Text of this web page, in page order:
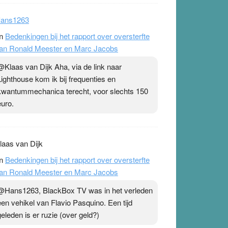
Bedenkingen bij het rapport over oversterfte
Ronald Meester en Marc Jacobs
van Dijk Aha, via de link naar
kom ik bij frequenties en
terecht, voor slechts 150
van Dijk
Bedenkingen bij het rapport over oversterfte
Ronald Meester en Marc Jacobs
BlackBox TV was in het verleden
vehikel van Flavio Pasquino. Een tijd
is er ruzie (over geld?)